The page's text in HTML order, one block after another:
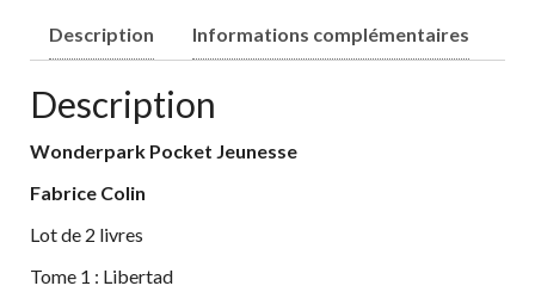
Description Informations complémentaires
Description
Wonderpark Pocket Jeunesse
Fabrice Colin
Lot de 2 livres
Tome 1 : Libertad